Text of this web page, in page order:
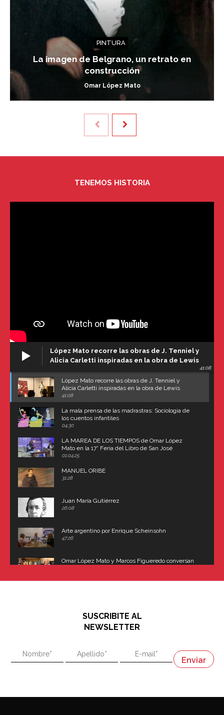
PINTURA
La imagen de Belgrano, un retrato en
construcción
Omar López Mato
TENEMOS HISTORIA
López Mato recorre las obras de J. Tenniel y
Alicia Carletti inspiradas en la obra de Lewis
41:08
López Mato recorre las obras de J. Tenniel y
Alicia Carletti inspiradas en la obra de Lewis
Carroll
41:08
La mala prensa de las madrastras: Sociología de
los cuentos infantiles
04:30
LA MAREA DE LOS TIEMPOS de Omar López
Mato en la 17° Feria del Libro de San José
(Uruguay)
01:04:25
MANUEL ORIBE
31:28
Juan María Gutiérrez
26:08
Arte argentino por Enrique Scheinsohn
47:26
Omar López Mato y Marcos Figueredo conversan
"En política, la estupidez no es una desventaja"
"En política, la estupidez no es una desventaja"
Napoleón
SUSCRIBITE AL
NEWSLETTER